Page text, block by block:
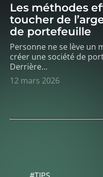
Les méthodes
toucher de
de portefeuille
Personne ne se lève un
créer une société de
Derrière…
12 mars 2026